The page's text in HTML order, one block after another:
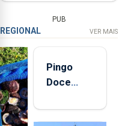
PUB
REGIONAL VER MAIS
Pingo
Doce
quinta-